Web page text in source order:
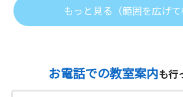
もっと見る（範囲を広げて
お電話での教室案内も行